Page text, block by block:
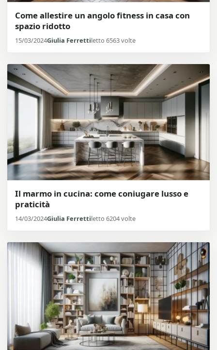
Come allestire un angolo fitness in casa con
spazio ridotto
15/03/2024Giulia Ferrettiletto 6563 volte
Il marmo in cucina: come coniugare lusso e
praticità
14/03/2024Giulia Ferrettiletto 6204 volte